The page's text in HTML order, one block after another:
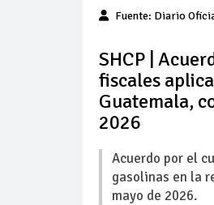
Fuente: Diario
SHCP |
fiscales
Guatemala,
2026
Acuerdo por el
gasolinas en la
mayo de 2026.